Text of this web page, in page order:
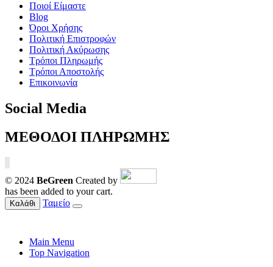
Ποιοί Είμαστε
Blog
Όροι Χρήσης
Πολιτική Επιστροφών
Πολιτική Ακύρωσης
Τρόποι Πληρωμής
Τρόποι Αποστολής
Επικοινωνία
Social Media
ΜΕΘΟΔΟΙ ΠΛΗΡΩΜΗΣ
© 2024 BeGreen Created by
has been added to your cart.
Καλάθι Ταμείο
Main Menu
Top Navigation